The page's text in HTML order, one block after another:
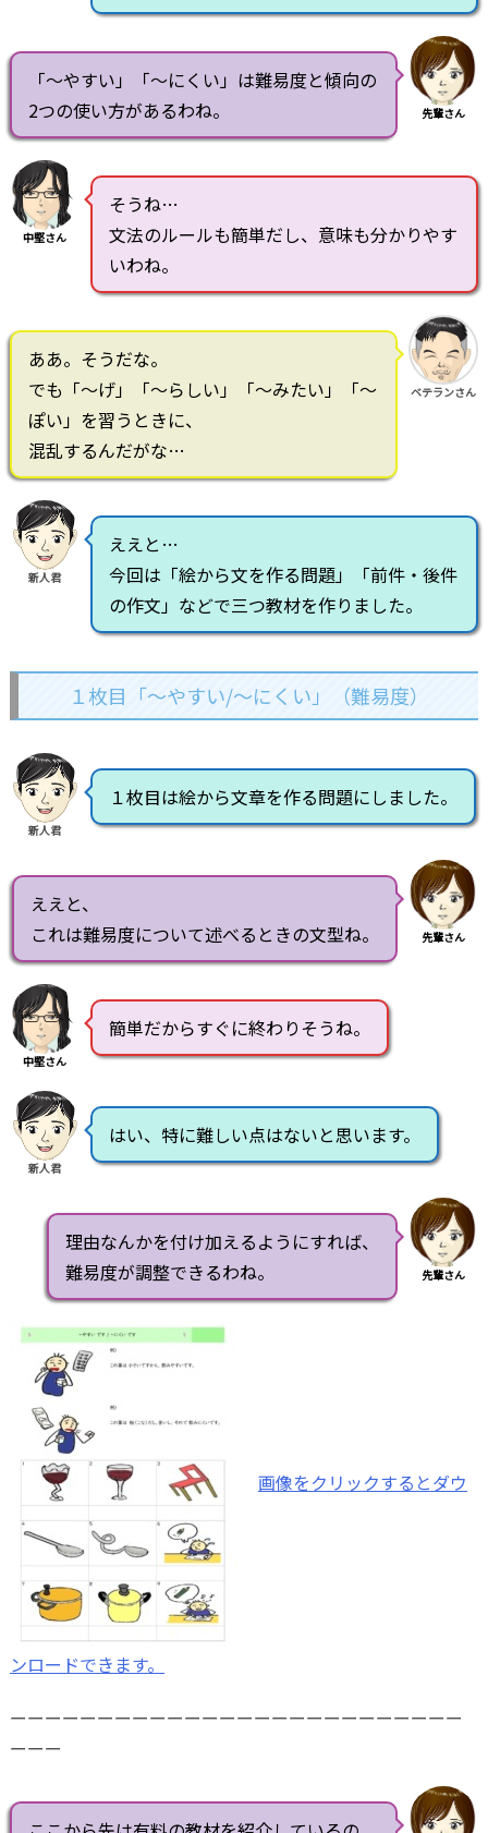
「～やすい」「～にくい」は難易度と傾向の
2つの使い方があるわね。
先輩さん
中堅さん
そうね…
文法のルールも簡単だし、意味も分かりやす
いわね。
ああ。そうだな。
でも「～げ」「～らしい」「～みたい」「～
ぽい」を習うときに、
混乱するんだがな…
ベテランさん
新人君
ええと…
今回は「絵から文を作る問題」「前件・後件
の作文」などで三つ教材を作りました。
１枚目「～やすい/～にくい」（難易度）
新人君
１枚目は絵から文章を作る問題にしました。
ええと、
これは難易度について述べるときの文型ね。
先輩さん
中堅さん
簡単だからすぐに終わりそうね。
新人君
はい、特に難しい点はないと思います。
理由なんかを付け加えるようにすれば、
難易度が調整できるわね。
先輩さん
画像をクリックするとダウ
ンロードできます。
ーーーーーーーーーーーーーーーーーーーーーーーーーー
ーーー